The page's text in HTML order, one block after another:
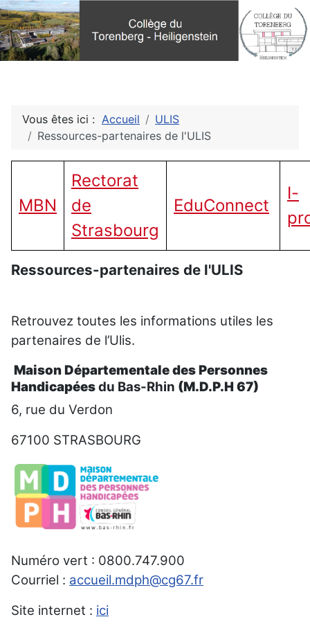
Vous êtes ici : Accueil
ULIS
Ressources-partenaires de l'ULIS
MBN
Rectorat
de
Strasbourg
EduConnect
I-
Ressources-partenaires de l'ULIS
Retrouvez toutes les informations utiles les
partenaires de l’Ulis.
Maison Départementale des Personnes
Handicapéesdu Bas-Rhin (M.D.P.H 67)
6, rue du Verdon
67100 STRASBOURG
Numéro vert : 0800.747.900
Courriel : accueil.mdph@cg67.fr
Site internet : ici